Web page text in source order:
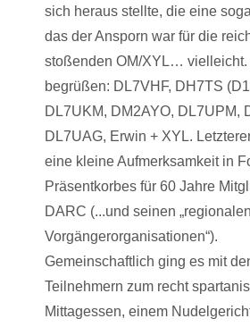
sich heraus stellte, die eine
das der Ansporn war für die
stoßenden OM/XYL… vielleicht.
begrüßen: DL7VHF, DH7TS
DL7UKM, DM2AYO, DL7UPM,
DL7UAG, Erwin + XYL.
eine kleine Aufmerksamkeit in
Präsentkorbes für 60 Jahre
DARC (...und seinen „regionalen
Vorgängerorganisationen“).
Gemeinschaftlich ging es mit
Teilnehmern zum recht
Mittagessen, einem